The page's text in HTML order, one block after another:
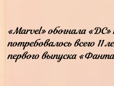
«Marvel» обогнала
потребовалось всего 11
первого выпуска